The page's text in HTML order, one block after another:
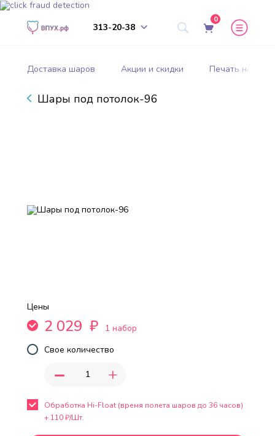
313-20-38
0
Доставка шаров Акции и скидки Печать на
Шары под потолок-96
Цены
2 029 ₽
1 набор
Свое количество
- +
Обработка Hi-Float (время полета шаров до 36 часов)
+ 110₽/Шт.